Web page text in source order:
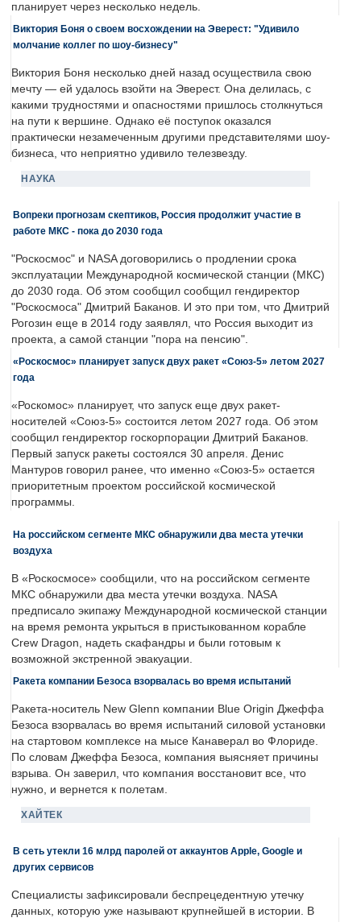
планирует через несколько недель.
Виктория Боня о своем восхождении на Эверест: "Удивило
молчание коллег по шоу-бизнесу"
Виктория Боня несколько дней назад осуществила свою
мечту — ей удалось взойти на Эверест. Она делилась, с
какими трудностями и опасностями пришлось столкнуться
на пути к вершине. Однако её поступок оказался
практически незамеченным другими представителями шоу-
бизнеса, что неприятно удивило телезвезду.
НАУКА
Вопреки прогнозам скептиков, Россия продолжит участие в
работе МКС - пока до 2030 года
"Роскосмос" и NASA договорились о продлении срока
эксплуатации Международной космической станции (МКС)
до 2030 года. Об этом сообщил сообщил гендиректор
"Роскосмоса" Дмитрий Баканов. И это при том, что Дмитрий
Рогозин еще в 2014 году заявлял, что Россия выходит из
проекта, а самой станции "пора на пенсию".
«Роскосмос» планирует запуск двух ракет «Союз-5» летом 2027
года
«Роскомос» планирует, что запуск еще двух ракет-
носителей «Союз-5» состоится летом 2027 года. Об этом
сообщил гендиректор госкорпорации Дмитрий Баканов.
Первый запуск ракеты состоялся 30 апреля. Денис
Мантуров говорил ранее, что именно «Союз-5» остается
приоритетным проектом российской космической
программы.
На российском сегменте МКС обнаружили два места утечки
воздуха
В «Роскосмосе» сообщили, что на российском сегменте
МКС обнаружили два места утечки воздуха. NASA
предписало экипажу Международной космической станции
на время ремонта укрыться в пристыкованном корабле
Crew Dragon, надеть скафандры и были готовым к
возможной экстренной эвакуации.
Ракета компании Безоса взорвалась во время испытаний
Ракета-носитель New Glenn компании Blue Origin Джеффа
Безоса взорвалась во время испытаний силовой установки
на стартовом комплексе на мысе Канаверал во Флориде.
По словам Джеффа Безоса, компания выясняет причины
взрыва. Он заверил, что компания восстановит все, что
нужно, и вернется к полетам.
ХАЙТЕК
В сеть утекли 16 млрд паролей от аккаунтов Apple, Google и
других сервисов
Специалисты зафиксировали беспрецедентную утечку
данных, которую уже называют крупнейшей в истории. В